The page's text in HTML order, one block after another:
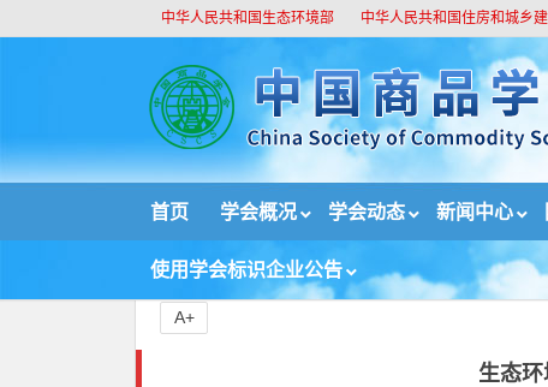
中华人民共和国生态环境部 中华人民共和国住房和城乡
首页 学会概况 学会动态 新闻中心
使用学会标识企业公告
//
首页 新闻中心 重要新闻 生态环境部召开部常
生态
A+